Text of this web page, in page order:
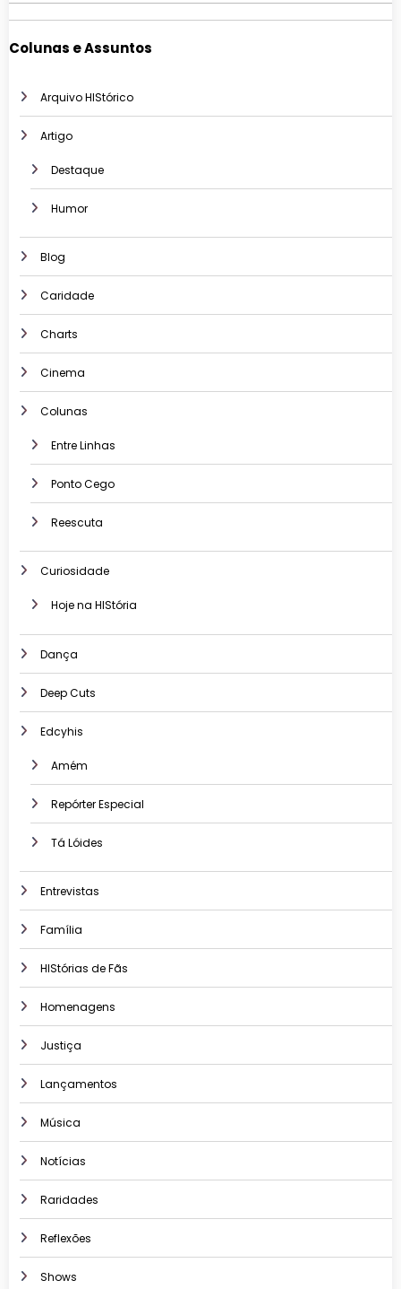
Colunas e Assuntos
Arquivo HIStórico
Artigo
Destaque
Humor
Blog
Caridade
Charts
Cinema
Colunas
Entre Linhas
Ponto Cego
Reescuta
Curiosidade
Hoje na HIStória
Dança
Deep Cuts
Edcyhis
Amém
Repórter Especial
Tá Lóides
Entrevistas
Família
HIStórias de Fãs
Homenagens
Justiça
Lançamentos
Música
Notícias
Raridades
Reflexões
Shows